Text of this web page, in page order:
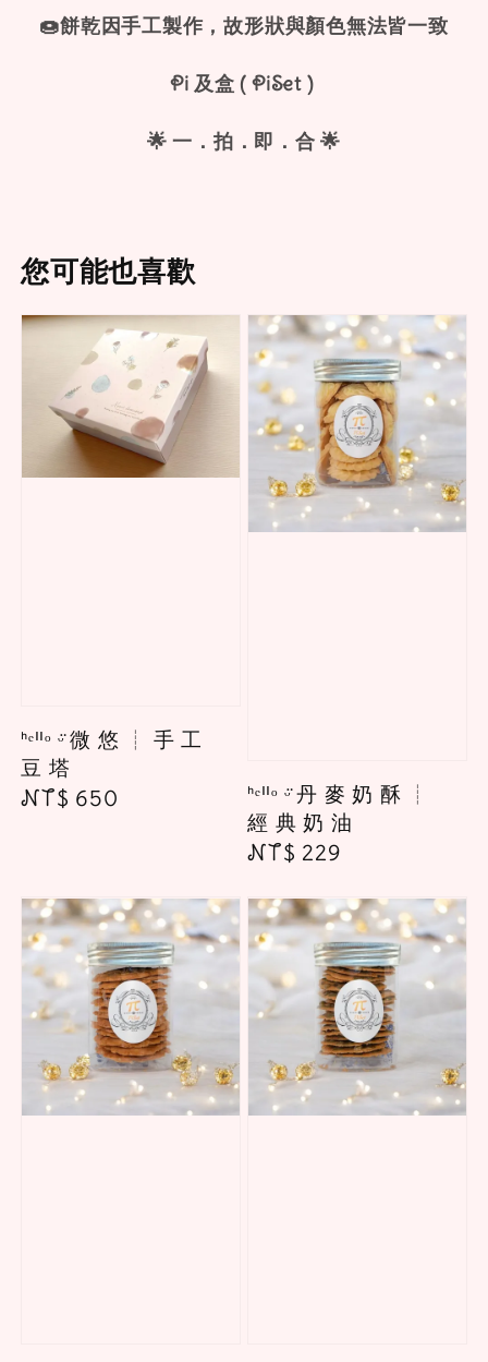
🍩餅乾因手工製作，故形狀與顏色無法皆一致
Pi 及盒 ( PiSet )
🌟 一．拍．即．合 🌟
您可能也喜歡
ᑋᵉᑊᑊᵒ ᵕ̈ 微 悠 ┊ 手 工
豆 塔
Regular
NT$ 650
ᑋᵉᑊᑊᵒ ᵕ̈ 丹 麥 奶 酥 ┊
經 典 奶 油
Regular
NT$ 229